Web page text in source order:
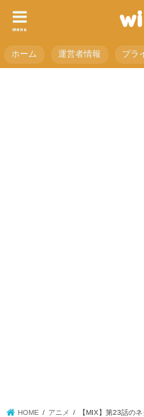
menu
ホーム 運営者情報 プラ
HOME アニメ 【MIX】第23話の